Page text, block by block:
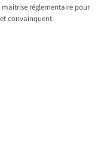
réglementaire pour
convainquent.